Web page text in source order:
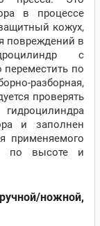
в процессе
кожух,
повреждений в
с
по
разборная,
проверять
и заполнен
применяемого
по высоте и
ножной,